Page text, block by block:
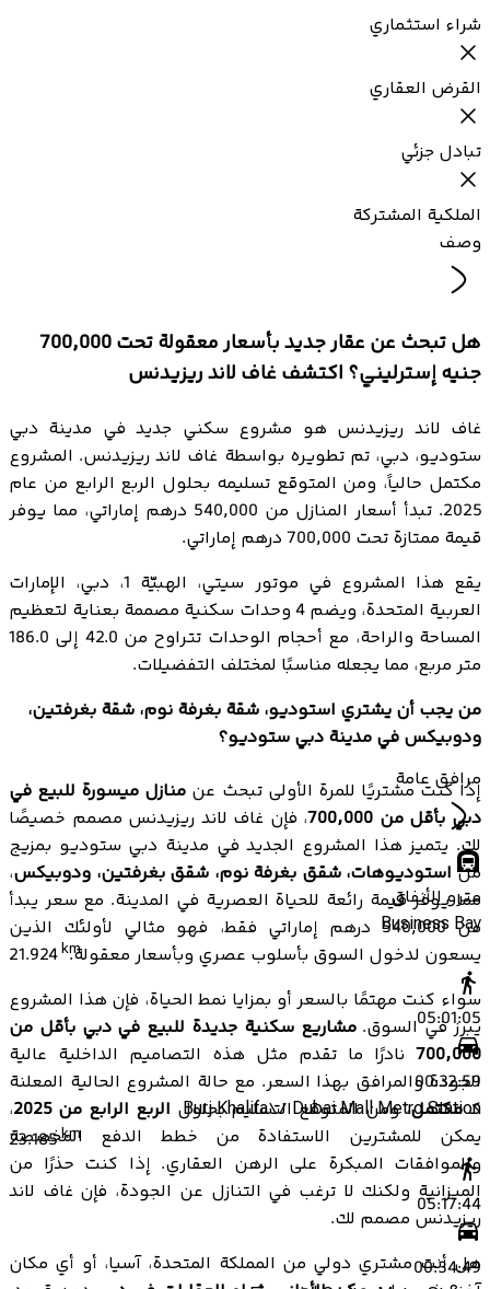
شراء استثماري
القرض العقاري
تبادل جزئي
الملكية المشتركة
وصف
هل تبحث عن عقار جديد بأسعار معقولة تحت 700,000
جنيه إسترليني؟ اكتشف غاف لاند ريزيدنس
غاف لاند ريزيدنس هو مشروع سكني جديد في مدينة دبي
ستوديو، دبي، تم تطويره بواسطة غاف لاند ريزيدنس. المشروع
مكتمل حالياً، ومن المتوقع تسليمه بحلول الربع الرابع من عام
2025. تبدأ أسعار المنازل من 540,000 درهم إماراتي، مما يوفر
قيمة ممتازة تحت 700,000 درهم إماراتي.
يقع هذا المشروع في موتور سيتي، الهبيّة 1، دبي، الإمارات
العربية المتحدة، ويضم 4 وحدات سكنية مصممة بعناية لتعظيم
المساحة والراحة، مع أحجام الوحدات تتراوح من 42.0 إلى 186.0
متر مربع، مما يجعله مناسبًا لمختلف التفضيلات.
من يجب أن يشتري استوديو، شقة بغرفة نوم، شقة بغرفتين،
ودوبيكس في مدينة دبي ستوديو؟
إذا كنت مشتريًا للمرة الأولى تبحث عن منازل ميسورة للبيع في
دبي بأقل من 700,000
، فإن غاف لاند ريزيدنس مصمم خصيصًا
لك. يتميز هذا المشروع الجديد في مدينة دبي ستوديو بمزيج
من استوديوهات، شقق بغرفة نوم، شقق بغرفتين، ودوبيكس،
مما يوفر قيمة رائعة للحياة العصرية في المدينة. مع سعر يبدأ
من 540,000 درهم إماراتي فقط، فهو مثالي لأولئك الذين
يسعون لدخول السوق بأسلوب عصري وبأسعار معقولة.
سواء كنت مهتمًا بالسعر أو بمزايا نمط الحياة، فإن هذا المشروع
يبرز في السوق.مشاريع سكنية جديدة للبيع في دبي بأقل من
700,000 نادرًا ما تقدم مثل هذه التصاميم الداخلية عالية
الجودة والمرافق بهذا السعر. مع حالة المشروع الحالية المعلنة
كـمكتمل، ومن المتوقع التسليم بحلول الربع الرابع من 2025
،
يمكن للمشترين الاستفادة من خطط الدفع المخصصة
والموافقات المبكرة على الرهن العقاري. إذا كنت حذرًا من
الميزانية ولكنك لا ترغب في التنازل عن الجودة، فإن غاف لاند
ريزيدنس مصمم لك.
هل أنت مشتري دولي من المملكة المتحدة، آسيا، أو أي مكان
مرافق عامة
مترو الأنفاق
Business Bay
21.924km
05:01:05
00:32:59
Burj Khalifa\/ Dubai Mall Metro Station
23.185km
05:17:44
00:34:49